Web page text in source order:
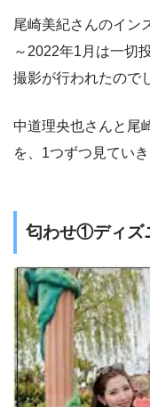
尾崎美紀さんのイン
～2022年1月は一切
撮影が行われたので
中道理央也さんと尾
を、1つずつ見ていき
匂わせ①ディズ